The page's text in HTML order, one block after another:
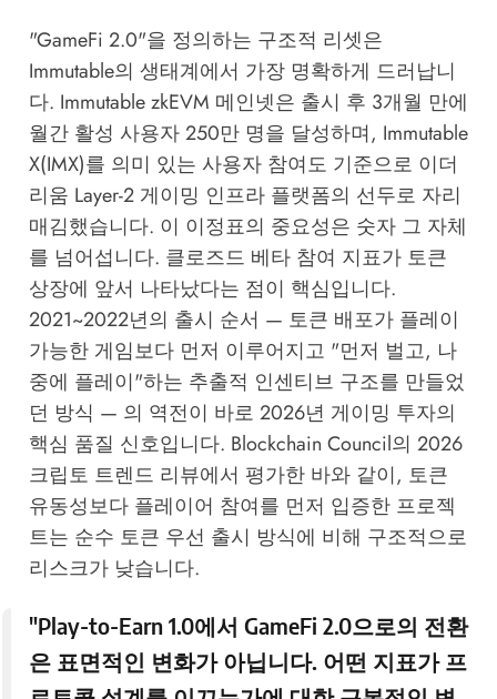
"GameFi 2.0"을 정의하는 구조적 리셋은
Immutable의 생태계에서 가장 명확하게 드러납니
다. Immutable zkEVM 메인넷은 출시 후 3개월 만에
월간 활성 사용자 250만 명을 달성하며, Immutable
X(IMX)를 의미 있는 사용자 참여도 기준으로 이더
리움 Layer-2 게이밍 인프라 플랫폼의 선두로 자리
매김했습니다. 이 이정표의 중요성은 숫자 그 자체
를 넘어섭니다. 클로즈드 베타 참여 지표가 토큰
상장에 앞서 나타났다는 점이 핵심입니다.
2021~2022년의 출시 순서 — 토큰 배포가 플레이
가능한 게임보다 먼저 이루어지고 "먼저 벌고, 나
중에 플레이"하는 추출적 인센티브 구조를 만들었
던 방식 — 의 역전이 바로 2026년 게이밍 투자의
핵심 품질 신호입니다. Blockchain Council의 2026
크립토 트렌드 리뷰에서 평가한 바와 같이, 토큰
유동성보다 플레이어 참여를 먼저 입증한 프로젝
트는 순수 토큰 우선 출시 방식에 비해 구조적으로
리스크가 낮습니다.
"Play-to-Earn 1.0에서 GameFi 2.0으로의 전환
은 표면적인 변화가 아닙니다. 어떤 지표가 프